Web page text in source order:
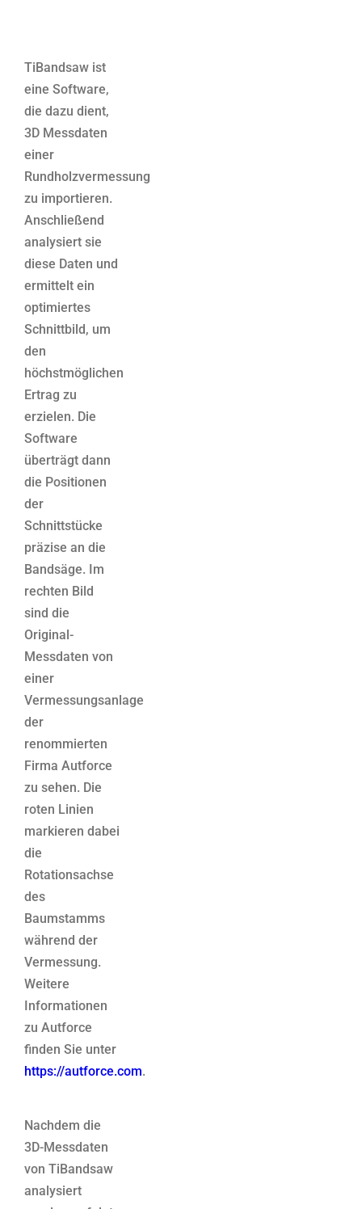
TiBandsaw ist
eine Software,
die dazu dient,
3D Messdaten
einer
Rundholzvermessung
zu importieren.
Anschließend
analysiert sie
diese Daten und
ermittelt ein
optimiertes
Schnittbild, um
den
höchstmöglichen
Ertrag zu
erzielen. Die
Software
überträgt dann
die Positionen
der
Schnittstücke
präzise an die
Bandsäge. Im
rechten Bild
sind die
Original-
Messdaten von
einer
Vermessungsanlage
der
renommierten
Firma Autforce
zu sehen. Die
roten Linien
markieren dabei
die
Rotationsachse
des
Baumstamms
während der
Vermessung.
Weitere
Informationen
zu Autforce
finden Sie unter
https://autforce.com.
Nachdem die
3D-Messdaten
von TiBandsaw
analysiert